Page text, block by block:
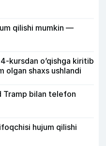
qilishi mumkin —
kursdan o’qishga kiritib
olgan shaxs ushlandi
Tramp bilan telefon
hujum qilishi